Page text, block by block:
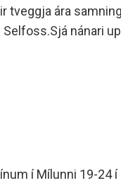
tveggja ára
nánari
í Mílunni 19-24 í